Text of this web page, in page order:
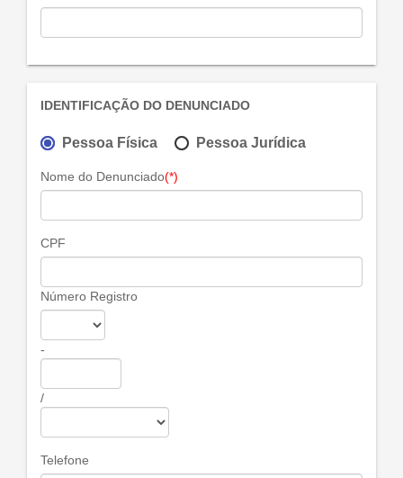
IDENTIFICAÇÃO DO DENUNCIADO
Pessoa Física Pessoa Jurídica
Nome do Denunciado(*)
CPF
Número Registro
-
/
Telefone